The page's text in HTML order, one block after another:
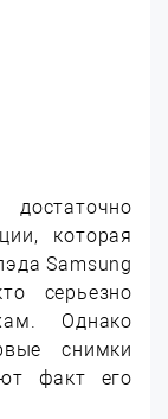
которая
Samsung
серьезно
Однако
снимки
факт его